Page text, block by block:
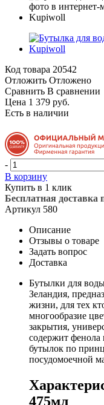
Код товара 20542
Отложить Отложено
Сравнить В сравнении
Цена 1 379 руб.
Есть в наличии
-
В корзину
Купить в 1 клик
Бесплатная доставка
Артикул 580
Описание
Отзывы о товаре
Задать вопрос
Доставка
Бутылки для
Зеландия,
жизни, для тех
многообразие
закрытия,
содержит
бутылок по
посудомоечной
475мл